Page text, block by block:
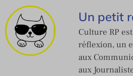
Un petit
Culture RP
réflexion, un
aux
aux